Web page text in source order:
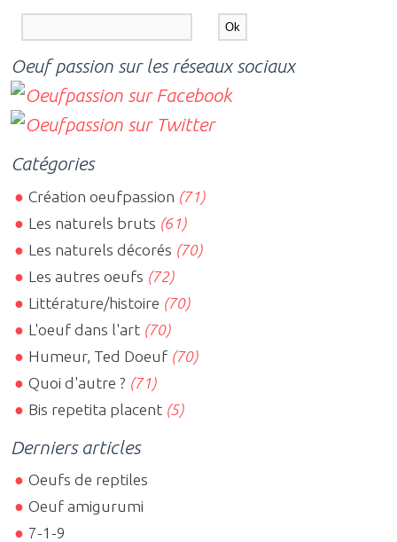
Oeuf passion sur les réseaux sociaux
Catégories
Création oeufpassion (71)
Les naturels bruts (61)
Les naturels décorés (70)
Les autres oeufs (72)
Littérature/histoire (70)
L'oeuf dans l'art (70)
Humeur, Ted Doeuf (70)
Quoi d'autre ? (71)
Bis repetita placent (5)
Derniers articles
Oeufs de reptiles
Oeuf amigurumi
7-1-9